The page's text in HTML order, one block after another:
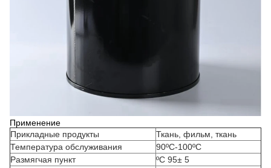
Применение
Прикладные продукты
Ткань, фильм, ткань
Температура обслуживания
90ºC-100ºC
Размягчая пункт
ºC 95± 5